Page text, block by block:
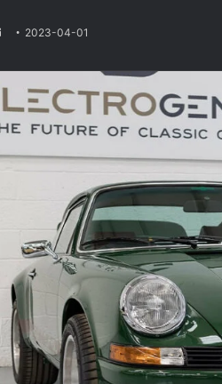
Send
email
2023-04-01